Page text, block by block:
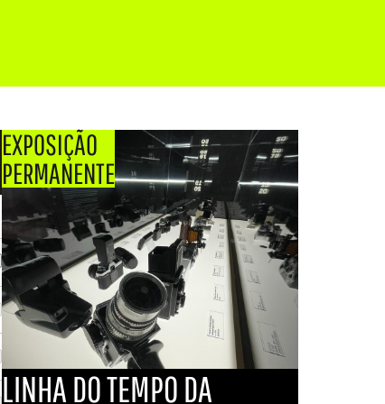
EXPOSIÇÃO
PERMANENTE
LINHA DO TEMPO DA